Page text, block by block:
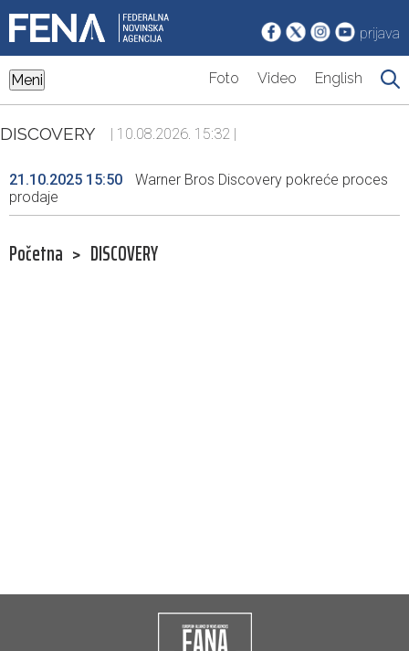
prijava
Meni Foto Video English
DISCOVERY | 10.08.2026. 15:32 |
21.10.2025 15:50
Warner Bros Discovery pokreće proces
prodaje
Početna > DISCOVERY